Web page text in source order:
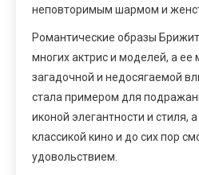
неповторимым шармом и
Романтические образы
многих актрис и моделей, а ее
загадочной и недосягаемой
стала примером для
иконой элегантности и стиля,
классикой кино и до сих пор
удовольствием.